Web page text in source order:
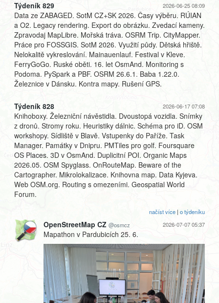
2026-06-25 08:09
Týdeník 829
Data ze ZABAGED. SotM CZ+SK 2026. Časy výběru. RÚIAN
a O2. Legacy rendering. Export do obrázku. Zvedací kameny.
Zpravodaj MapLibre. Mořská tráva. OSRM Trip. CityMapper.
Práce pro FOSSGIS. SotM 2026. Využití půdy. Dětská hřiště.
Nelokalitě vykreslování. Mainauenlauf. Festival v Kleve.
FerryGoGo. Ruské oběti. 16. let OsmAnd. Monitoring s
Podoma. PySpark a PBF. OSRM 26.6.1. Baba 1.22.0.
Železnice v Dánsku. Kontra mapy. Rušení GPS.
2026-06-17 07:08
Týdeník 828
Knihoboxy. Železniční návěstidla. Dvoustopá vozidla. Snímky
z dronů. Stromy roku. Heuristiky dálnic. Schéma pro iD. OSM
workshopy. Sídliště v Blavě. Vstupenky do Paříže. Task
Manager. Památky v Dnipru. PMTiles pro golf. Foursquare
OS Places. 3D v OsmAnd. Duplicitní POI. Organic Maps
2026.05. OSM Spyglass. OnRouteMap. Beware of the
Cartographer. Mikrolokalizace. Knihovna map. Data Kyjeva.
Web OSM.org. Routing s omezeními. Geospatial World
Forum.
načíst více | o týdeníku
2026-07-07 05:37
OpenStreetMap CZ @osmcz
Mapathon v Pardubicích 25. 6.